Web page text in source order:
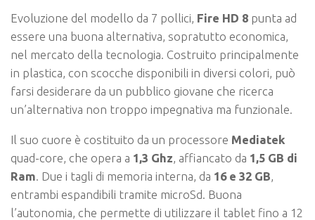
Evoluzione del modello da 7 pollici, Fire HD 8 punta ad
essere una buona alternativa, sopratutto economica,
nel mercato della tecnologia. Costruito principalmente
in plastica, con scocche disponibili in diversi colori, può
farsi desiderare da un pubblico giovane che ricerca
un’alternativa non troppo impegnativa ma funzionale.
Il suo cuore è costituito da un processore Mediatek
quad-core, che opera a 1,3 Ghz, affiancato da 1,5 GB di
Ram. Due i tagli di memoria interna, da 16 e 32 GB,
entrambi espandibili tramite microSd. Buona
l’autonomia, che permette di utilizzare il tablet fino a 12